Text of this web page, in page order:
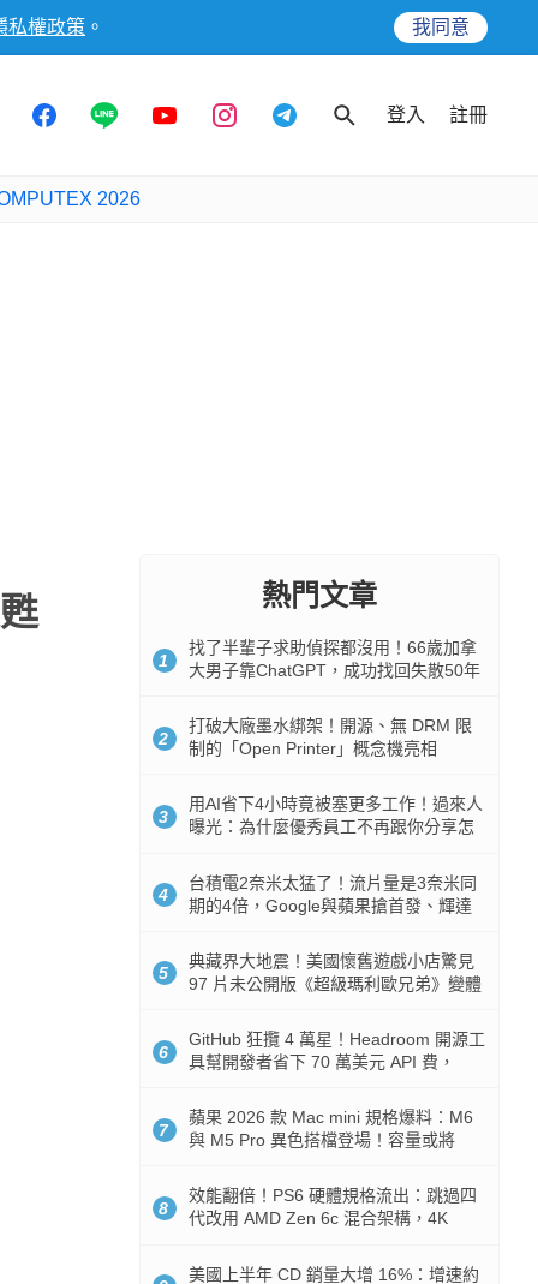
私權政策 。 我同意
登入 註冊
2026
熱門文章
1
找了半輩子求助偵探都沒用！66歲加拿
大男子靠ChatGPT，成功找回失散50年
2
打破大廠墨水綁架！開源、無 DRM 限
制的「Open Printer」概念機亮相
3
用AI省下4小時竟被塞更多工作！過來人
曝光：為什麼優秀員工不再跟你分享怎
4
台積電2奈米太猛了！流片量是3奈米同
期的4倍，Google與蘋果搶首發、輝達
5
典藏界大地震！美國懷舊遊戲小店驚見
97 片未公開版《超級瑪利歐兄弟》變體
6
GitHub 狂攬 4 萬星！Headroom 開源工
具幫開發者省下 70 萬美元 API 費，
7
蘋果 2026 款 Mac mini 規格爆料：M6
與 M5 Pro 異色搭檔登場！容量或將
8
效能翻倍！PS6 硬體規格流出：跳過四
代改用 AMD Zen 6c 混合架構，4K
美國上半年 CD 銷量大增 16%：增速約